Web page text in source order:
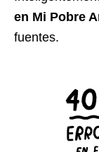
en Mi Pobre
fuentes.